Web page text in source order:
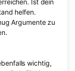
Ist dein
helfen.
Argumente zu
wichtig,